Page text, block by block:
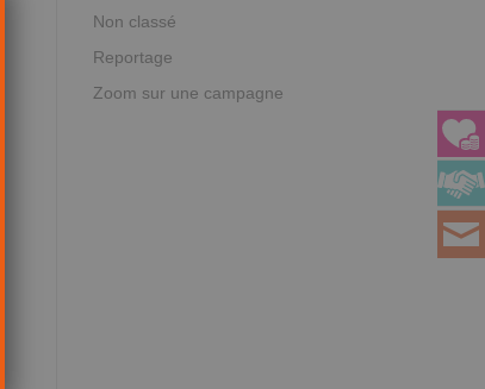
Non classé
Reportage
Zoom sur une campagne